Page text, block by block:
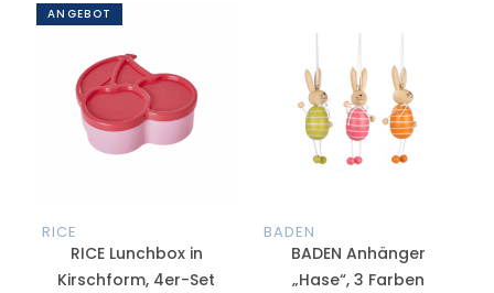
ANGEBOT
RICE
RICE Lunchbox in
Kirschform, 4er-Set
BADEN
BADEN Anhänger
„Hase“, 3 Farben